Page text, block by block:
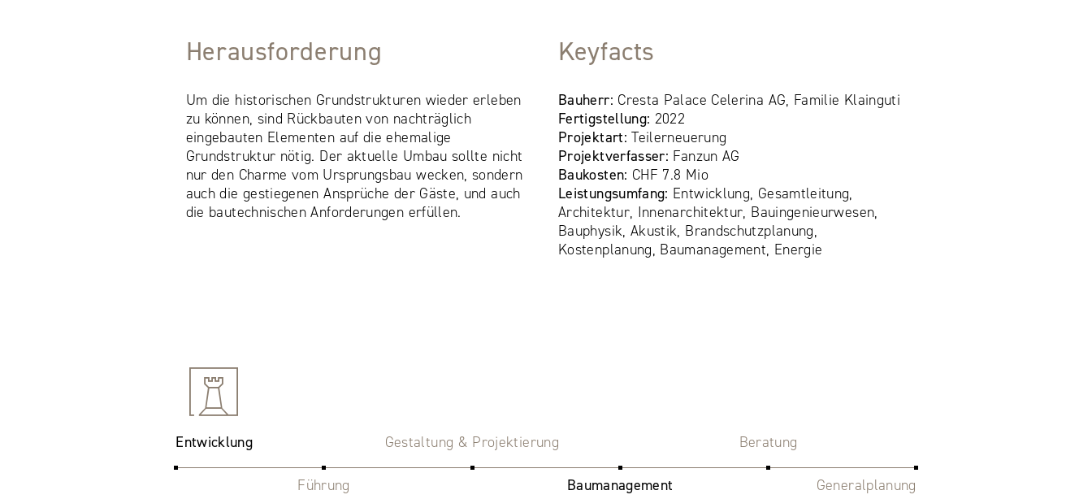
Herausforderung
Um die historischen Grundstrukturen wieder erleben
zu können, sind Rückbauten von nachträglich
eingebauten Elementen auf die ehemalige
Grundstruktur nötig. Der aktuelle Umbau sollte nicht
nur den Charme vom Ursprungsbau wecken, sondern
auch die gestiegenen Ansprüche der Gäste, und auch
die bautechnischen Anforderungen erfüllen.
Keyfacts
Bauherr: Cresta Palace Celerina AG, Familie Klainguti
Fertigstellung: 2022
Projektart:Teilerneuerung
Projektverfasser: Fanzun AG
Baukosten: CHF 7.8 Mio
Leistungsumfang: Entwicklung, Gesamtleitung,
Architektur, Innenarchitektur, Bauingenieurwesen,
Bauphysik, Akustik, Brandschutzplanung,
Kostenplanung, Baumanagement, Energie
Entwicklung
Führung
Gestaltung & Projektierung
Baumanagement
Beratung
Generalplanung